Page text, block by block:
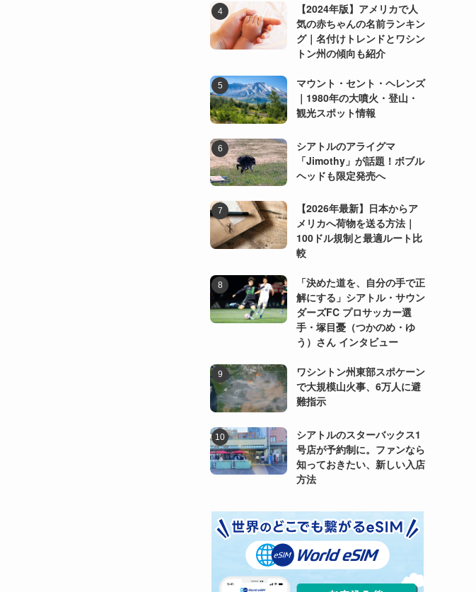
【2024年版】アメリカで人
気の赤ちゃんの名前ランキン
グ｜名付けトレンドとワシン
トン州の傾向も紹介
マウント・セント・ヘレンズ
｜1980年の大噴火・登山・
観光スポット情報
シアトルのアライグマ
「Jimothy」が話題！ボブル
ヘッドも限定発売へ
【2026年最新】日本からア
メリカへ荷物を送る方法｜
100ドル規制と最適ルート比
較
「決めた道を、自分の手で正
解にする」シアトル・サウン
ダーズFC プロサッカー選
手・塚目憂（つかのめ・ゆ
う）さん インタビュー
ワシントン州東部スポケーン
で大規模山火事、6万人に避
難指示
シアトルのスターバックス1
号店が予約制に。ファンなら
知っておきたい、新しい入店
方法